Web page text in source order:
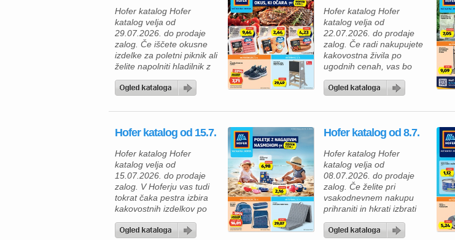
Hofer katalog Hofer
katalog velja od
29.07.2026. do prodaje
zalog. Če iščete okusne
izdelke za poletni piknik ali
želite napolniti hladilnik z
Hoferjeva ponudba,
zagotovo navdušila. V
kakovostni mesni izdelki
dobrote, mlečni izdelki ter
številni vsakodnevni izdelki
po trajno znižanih […]
Hofer katalog Hofer
katalog velja od
22.07.2026. do prodaje
zalog. Če radi nakupujete
kakovostna živila po
ugodnih cenah, vas bo
kataloga zagotovo
katalogu vas čakajo izdelki
okusne prehranske
novimi, še nižjimi rednimi
cenami. Tako lahko
prihranite pri vsakem
nakupu, ne da […]
Hofer katalog od 15.7.
Hofer katalog Hofer
katalog velja od
15.07.2026. do prodaje
zalog. V Hoferju vas tudi
tokrat čaka pestra izbira
kakovostnih izdelkov po
zdaj pravi trenutek, da
Hofer katalog od 8.7.
Hofer katalog Hofer
katalog velja od
08.07.2026. do prodaje
zalog. Če želite pri
vsakodnevnem nakupu
prihraniti in hkrati izbrati
aktualni Hofer katalog